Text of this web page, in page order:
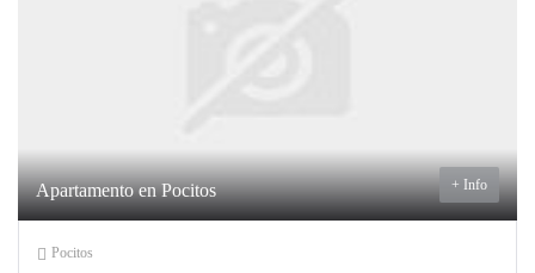
Apartamento en Pocitos + Info
Pocitos